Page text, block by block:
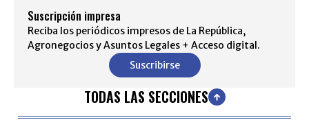
Suscripción impresa
Reciba los periódicos impresos de La República,
Agronegocios y Asuntos Legales + Acceso digital.
Suscribirse
TODAS LAS SECCIONES